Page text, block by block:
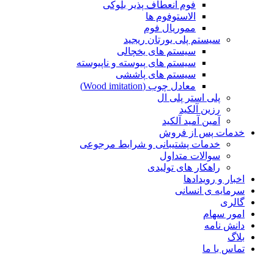
فوم انعطاف پذیر بلوکی
الاستوفوم ها
مموریال فوم
سیستم پلی یورتان ریجید
سیستم های یخچالی
سیستم های پیوسته و ناپیوسته
سیستم های پاششی
معادل چوب (Wood imitation)
پلی استر پلی ال
رزین آلکید
آمین آمید آلکید
خدمات پس از فروش
خدمات پشتیبانی و شرایط مرجوعی
سوالات متداول
راهکار های تولیدی
اخبار و رویدادها
سرمایه ی انسانی
گالری
امور سهام
دانش نامه
بلاگ
تماس با ما